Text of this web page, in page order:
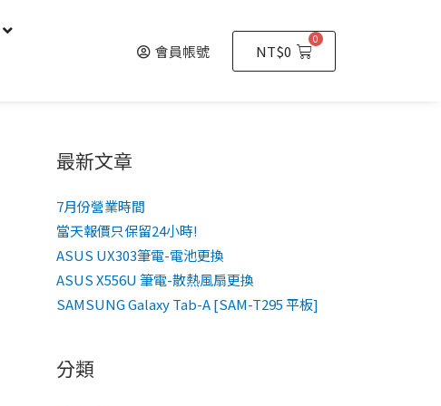
會員帳號 NT$0
0
最新文章
7月份營業時間
當天報價只保留24小時!
ASUS UX303筆電-電池更換
ASUS X556U 筆電-散熱風扇更換
SAMSUNG Galaxy Tab-A [SAM-T295 平板]
分類